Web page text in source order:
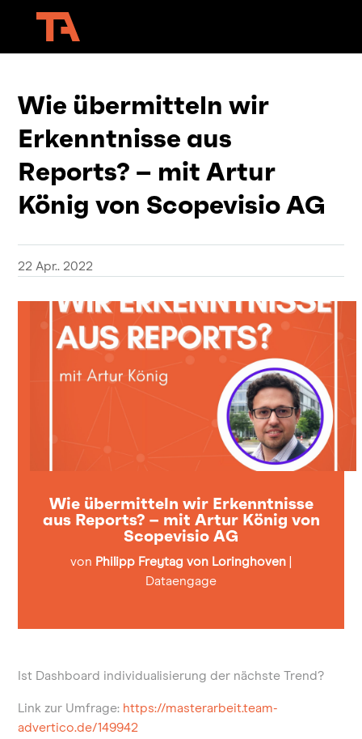
Wie übermitteln wir
Erkenntnisse aus
Reports? – mit Artur
König von Scopevisio AG
22 Apr.. 2022
Wie übermitteln wir Erkenntnisse
aus Reports? – mit Artur König von
Scopevisio AG
von Philipp Freytag von Loringhoven
Dataengage
Ist Dashboard individualisierung der nächste Trend?
Link zur Umfrage: https://masterarbeit.team-
advertico.de/149942